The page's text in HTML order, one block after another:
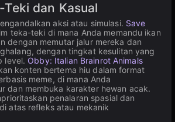
dan Kasual
aksi atau simulasi. Save
teka-teki di mana Anda memandu ikan
dengan memutar jalur mereka dan
dengan tingkat kesulitan yang
level. Obby: Italian Brainrot Animals
konten bertema hiu dalam format
meme, di mana Anda
dan membuka karakter hewan acak.
penalaran spasial dan
atas refleks atau mekanik